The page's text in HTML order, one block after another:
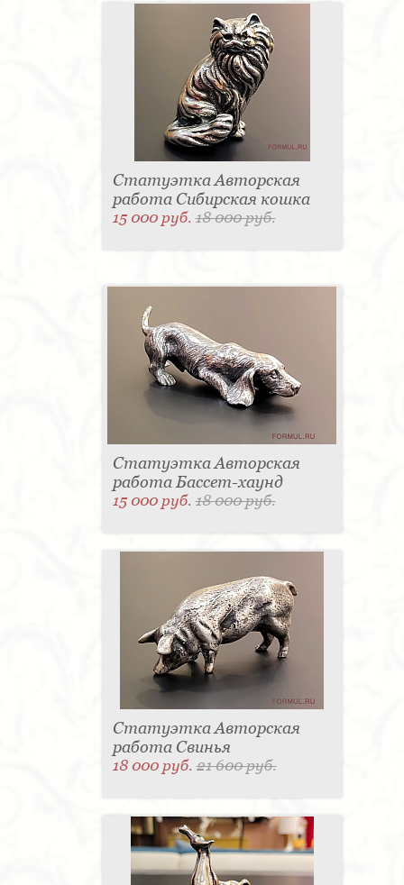
Статуэтка Авторская
работа Сибирская кошка
15 000 руб.18 000 руб.
Статуэтка Авторская
работа Бассет-хаунд
15 000 руб.18 000 руб.
Статуэтка Авторская
работа Свинья
18 000 руб.21 600 руб.